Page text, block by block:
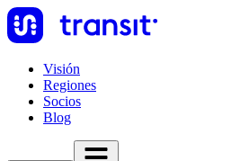
Visión
Regiones
Socios
Blog